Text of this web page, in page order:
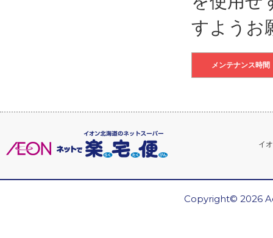
すようお
メンテナンス時間
イ
Copyright© 2026